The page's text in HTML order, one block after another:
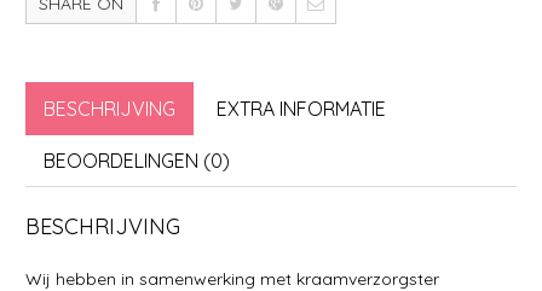
BESCHRIJVING EXTRA INFORMATIE
BEOORDELINGEN (0)
BESCHRIJVING
Wij hebben in samenwerking met kraamverzorgster